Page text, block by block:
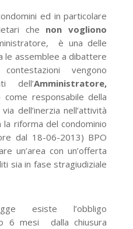
ed in particolare
che non vogliono
è una delle
le assemblee a dibattere
vengono
dell’Amministratore,
responsabile della
dell’inerzia nell’attività
la riforma del condominio
dal 18-06-2013) BPO
un’area con un’offerta
sia in fase stragiudiziale
esiste l’obbligo
6 mesi dalla chiusura